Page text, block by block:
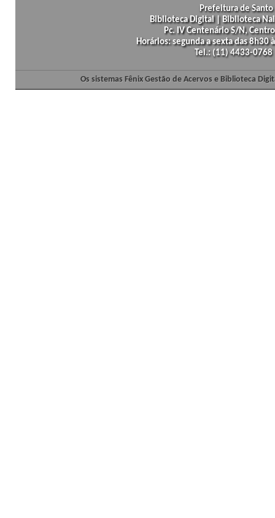
Prefeitura de
Biblioteca Digital | Biblioteca
Pc. IV Centenário S/N,
Horários: segunda a sexta das
Tel.: (11) 4433-
Os sistemas Fênix Gestão de Acervos e Biblioteca